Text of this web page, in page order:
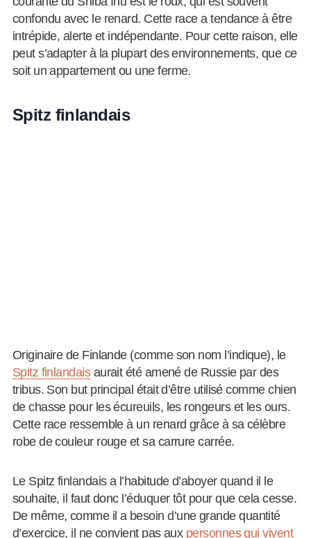
confondu avec le renard. Cette race a tendance à être
intrépide, alerte et indépendante. Pour cette raison, elle
peut s’adapter à la plupart des environnements, que ce
soit un appartement ou une ferme.
Spitz finlandais
Originaire de Finlande (comme son nom l’indique), le
Spitz finlandaisaurait été amené de Russie par des
tribus. Son but principal était d’être utilisé comme chien
de chasse pour les écureuils, les rongeurs et les ours.
Cette race ressemble à un renard grâce à sa célèbre
robe de couleur rouge et sa carrure carrée.
Le Spitz finlandais a l’habitude d’aboyer quand il le
souhaite, il faut donc l’éduquer tôt pour que cela cesse.
De même, comme il a besoin d’une grande quantité
d’exercice, il ne convient pas aux personnes qui vivent